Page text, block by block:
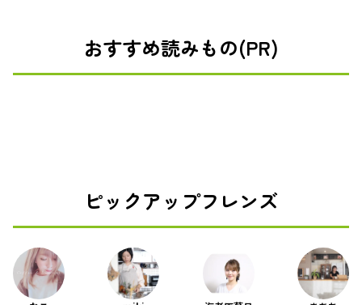
おすすめ読みもの(PR)
ピックアップフレンズ